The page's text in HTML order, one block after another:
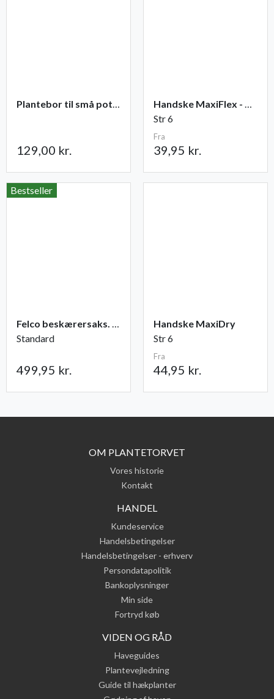
Plantebor til små potter
129,00 kr.
Handske MaxiFlex - Ultimate
Str 6
Fra
39,95 kr.
Bestseller
Felco beskærersaks. nr. 2
Standard
499,95 kr.
Handske MaxiDry
Str 6
Fra
44,95 kr.
OM PLANTETORVET
Vores historie
Kontakt
HANDEL
Kundeservice
Handelsbetingelser
Handelsbetingelser - erhverv
Persondatapolitik
Bankoplysninger
Min side
Fortryd køb
VIDEN OG RÅD
Haveguides
Plantevejledning
Guide til hækplanter